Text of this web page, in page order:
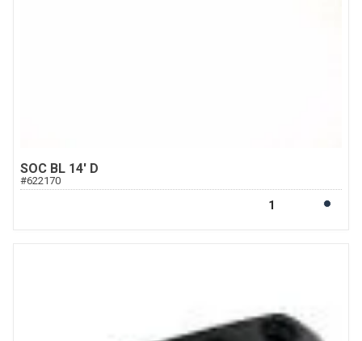
SOC BL 14' D
#622170